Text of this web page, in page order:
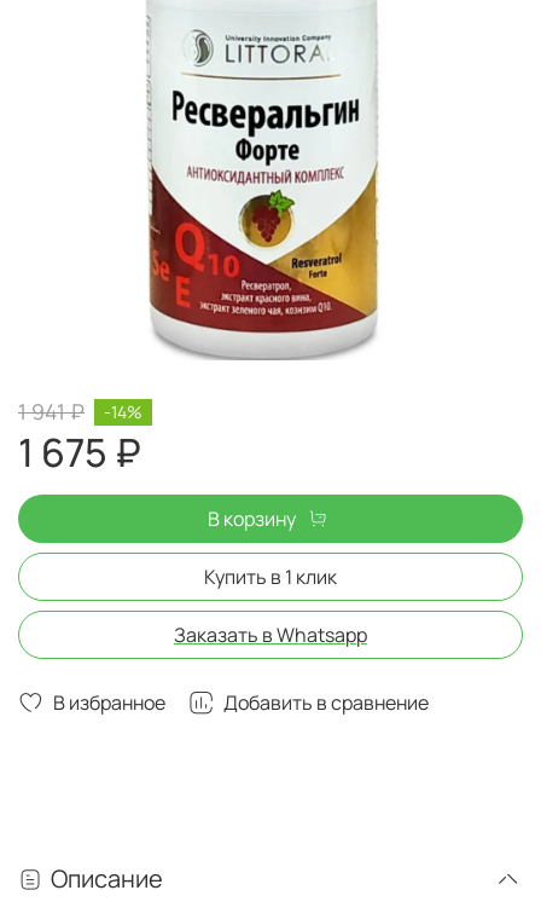
В избранное Добавить в сравнение
1 941 ₽
1 675 ₽
-14%
В корзину
Купить в 1 клик
Заказать в Whatsapp
Описание